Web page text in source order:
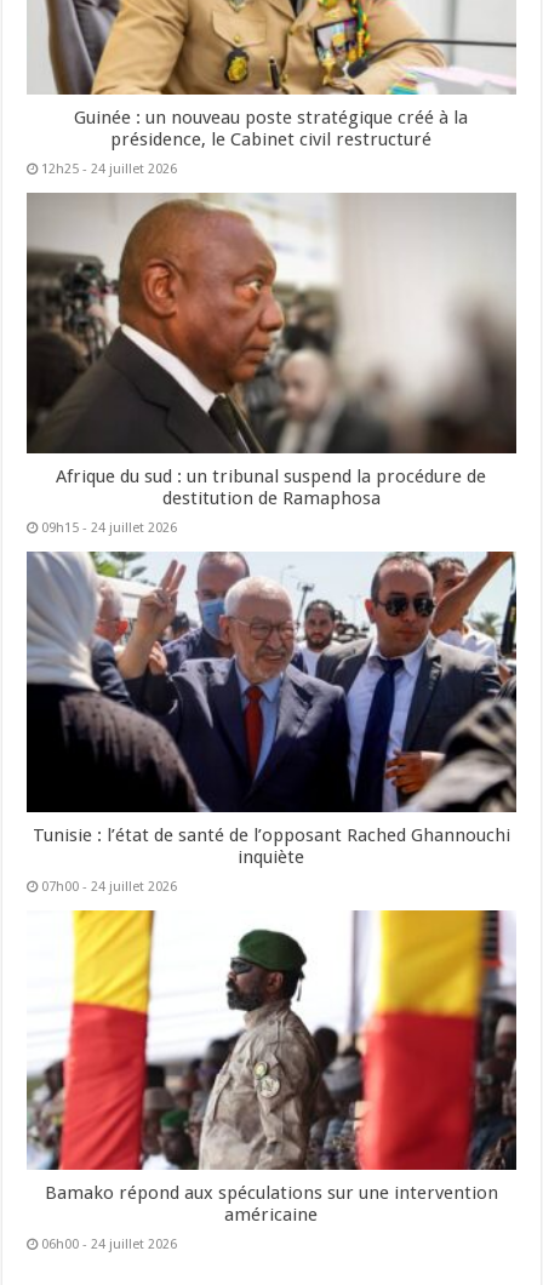
Guinée : un nouveau poste stratégique créé à la
présidence, le Cabinet civil restructuré
12h25 - 24 juillet 2026
Afrique du sud : un tribunal suspend la procédure de
destitution de Ramaphosa
09h15 - 24 juillet 2026
Tunisie : l’état de santé de l’opposant Rached Ghannouchi
inquiète
07h00 - 24 juillet 2026
Bamako répond aux spéculations sur une intervention
américaine
06h00 - 24 juillet 2026